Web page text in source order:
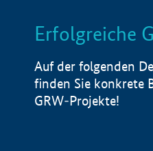
LISTE
Erfolgreiche
Auf der folgenden
finden Sie konkrete
GRW-Projekte!